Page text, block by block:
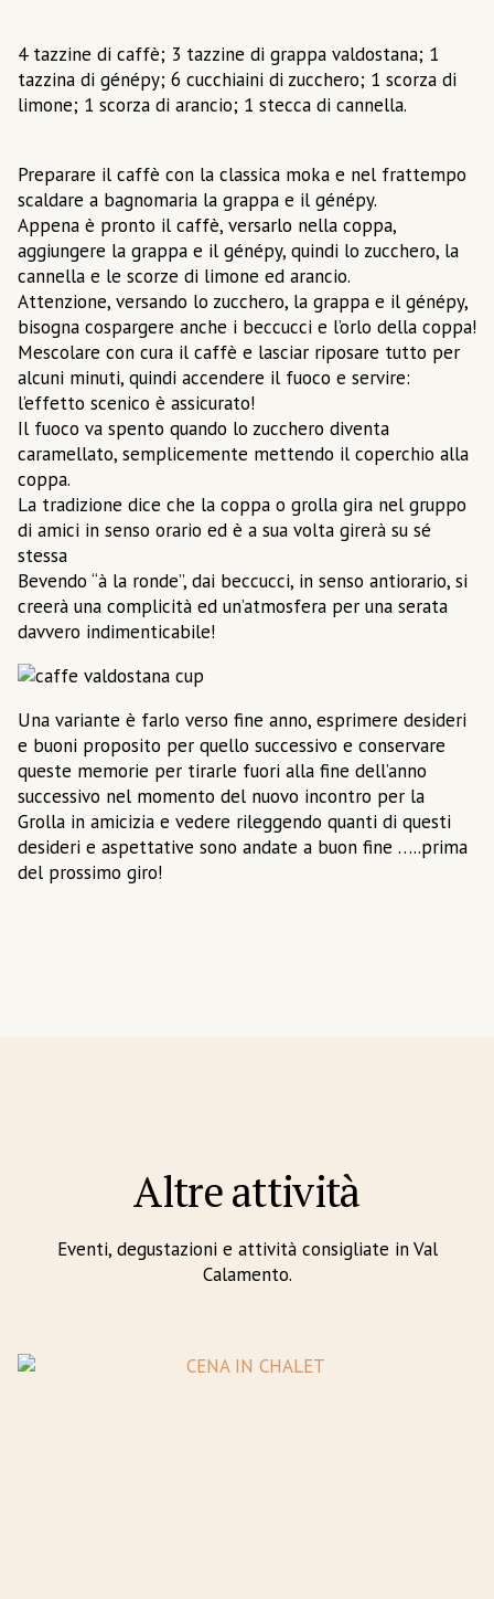
4 tazzine di caffè; 3 tazzine di grappa valdostana; 1
tazzina di génépy; 6 cucchiaini di zucchero; 1 scorza di
limone; 1 scorza di arancio; 1 stecca di cannella.
Preparare il caffè con la classica moka e nel frattempo
scaldare a bagnomaria la grappa e il génépy.
Appena è pronto il caffè, versarlo nella coppa,
aggiungere la grappa e il génépy, quindi lo zucchero, la
cannella e le scorze di limone ed arancio.
Attenzione, versando lo zucchero, la grappa e il génépy,
bisogna cospargere anche i beccucci e l’orlo della coppa!
Mescolare con cura il caffè e lasciar riposare tutto per
alcuni minuti, quindi accendere il fuoco e servire:
l’effetto scenico è assicurato!
Il fuoco va spento quando lo zucchero diventa
caramellato, semplicemente mettendo il coperchio alla
coppa.
La tradizione dice che la coppa o grolla gira nel gruppo
di amici in senso orario ed è a sua volta girerà su sé
stessa
Bevendo “à la ronde”, dai beccucci, in senso antiorario, si
creerà una complicità ed un’atmosfera per una serata
davvero indimenticabile!
Una variante è farlo verso fine anno, esprimere desideri
e buoni proposito per quello successivo e conservare
queste memorie per tirarle fuori alla fine dell’anno
successivo nel momento del nuovo incontro per la
Grolla in amicizia e vedere rileggendo quanti di questi
desideri e aspettative sono andate a buon fine …..prima
del prossimo giro!
Altre attività
Eventi, degustazioni e attività consigliate in Val
Calamento.